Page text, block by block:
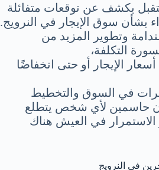
يكشف عن توقعات متفائلة
سوق الإيجار في النرويج.
وتطوير المزيد من
التكلفة،
الإيجار أو حتى انخفاضًا
في السوق والتخطيط
حاسمين لأي شخص يتطلع
الاستمرار في العيش هناك
في النرويج